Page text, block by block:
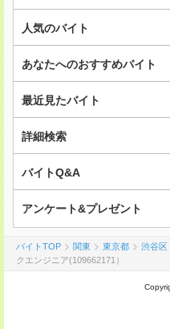
人気のバイト
あなたへのおすすめバイト
最近見たバイト
詳細検索
バイトQ&A
アンケート&プレゼント
バイトTOP 関東 東京都 渋谷区
クエンジニア(109662171）